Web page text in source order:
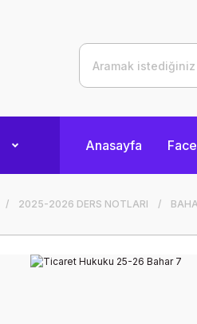
Anasayfa
2025-2026 DERS NOTLARI